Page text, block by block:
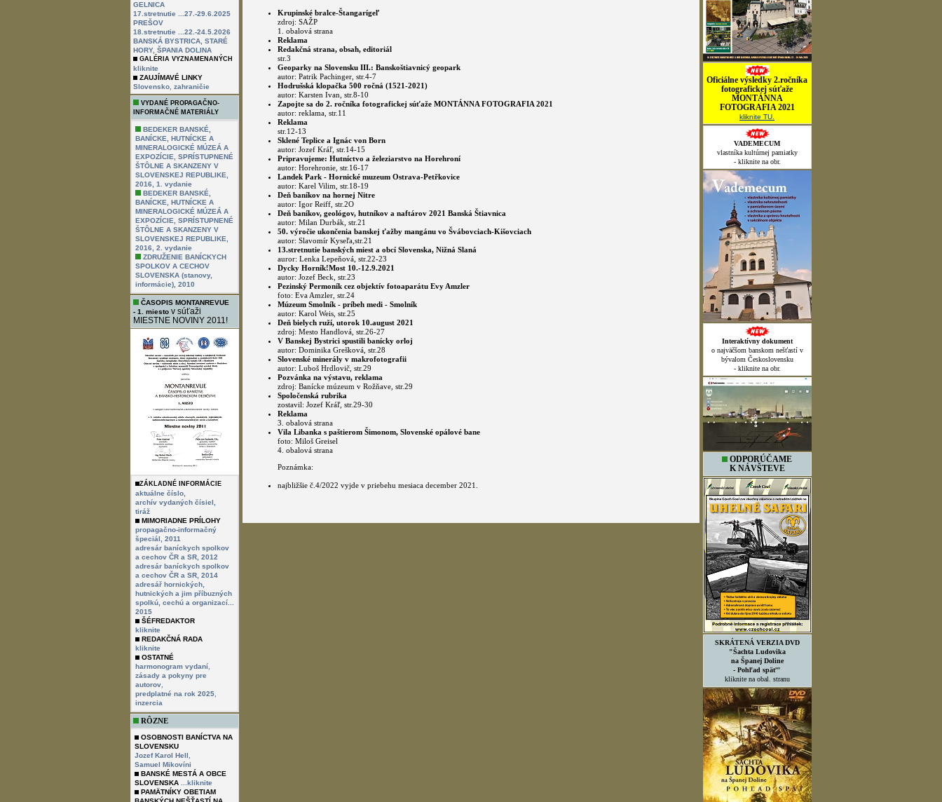
GELNICA
17.stretnutie ...27.-29.6.2025
PREŠOV
18.stretnutie ...22.-24.5.2026
BANSKÁ BYSTRICA, STARÉ
HORY, ŠPANIA DOLINA
GALÉRIA VYZNAMENANÝCH
kliknite
ZAUJÍMAVÉ LINKY
Slovensko, zahraničie
VYDANÉ PROPAGAČNO-
INFORMAČNÉ MATERIÁLY
BEDEKER BANSKÉ,
BANÍCKE, HUTNÍCKE A
MINERALOGICKÉ MÚZEÁ A
EXPOZÍCIE, SPRÍSTUPNENÉ
ŠTÔLNE A SKANZENY V
SLOVENSKEJ REPUBLIKE,
2016, 1. vydanie
BEDEKER BANSKÉ,
BANÍCKE, HUTNÍCKE A
MINERALOGICKÉ MÚZEÁ A
EXPOZÍCIE, SPRÍSTUPNENÉ
ŠTÔLNE A SKANZENY V
SLOVENSKEJ REPUBLIKE,
2016, 2. vydanie
ZDRUŽENIE BANÍCKYCH
SPOLKOV A CECHOV
SLOVENSKA (stanovy,
informácie), 2010
ČASOPIS MONTANREVUE
- 1. miesto v súťaži
MIESTNE NOVINY 2011!
ZÁKLADNÉ INFORMÁCIE
aktuálne číslo,
archív vydaných čísiel,
tiráž
MIMORIADNE PRÍLOHY
propagačno-informačný
špeciál, 2011
adresár baníckych spolkov
a cechov ČR a SR, 2012
adresár baníckych spolkov
a cechov ČR a SR, 2014
adresář hornických,
hutnických a jim příbuzných
spolkú, cechú a organizací...
2015
ŠÉFREDAKTOR
kliknite
REDAKČNÁ RADA
kliknite
OSTATNÉ
harmonogram vydaní,
zásady a pokyny pre
autorov,
predplatné na rok 2025,
inzercia
RÔZNE
OSOBNOSTI BANÍCTVA NA
SLOVENSKU
Jozef Karol Hell
Samuel Mikovíni
BANSKÉ MESTÁ A OBCE
SLOVENSKA
...kliknite
PAMÄTNÍKY OBETIAM
Oficiálne výsledky 2.ročníka
fotografickej súťaže
MONTÁNNA
FOTOGRAFIA 2021
kliknite TU.
VADEMECUM
vlastníka kultúrnej pamiatky
- kliknite na obr.
Interaktívny dokument
o najväčšom banskom nešťastí v
bývalom Československu
- kliknite na obr.
ODPORÚČAME
K NÁVŠTEVE
SKRÁTENÁ VERZIA DVD
"Šachta Ludovika
na Španej Doline
- Pohľad späť"
kliknite na obal. stranu
Krupinské bralce-Štangarígeľ
zdroj: SAŽP
1. obalová strana
Reklama
Redakčná strana, obsah, editoriál
str.3
Geoparky na Slovensku III.: Banskoštiavnicý geopark
autor: Patrik Pachinger, str.4-7
Hodrušská klopačka 500 ročná (1521-2021)
autor: Karsten Ivan, str.8-10
Zapojte sa do 2. ročníka fotografickej súťaže MONTÁNNA FOTOGRAFIA 2021
autor: reklama, str.11
Reklama
str.12-13
Sklené Teplice a Ignác von Born
autor: Jozef Kráľ, str.14-15
Pripravujeme: Hutníctvo a železiarstvo na Horehroní
autor: Horehronie, str.16-17
Landek Park - Hornické muzeum Ostrava-Petřkovice
autor: Karel Vilim, str.18-19
Deň baníkov na hornej Nitre
autor: Igor Reiff, str.2O
Deň baníkov, geológov, hutníkov a naftárov 2021 Banská Štiavnica
autor: Milan Durbák, str.21
50. výročie ukončenia banskej ťažby mangánu vo Švábovciach-Kišovciach
autor: Slavomír Kyseľa,str.21
13.stretnutie banských miest a obcí Slovenska, Nižná Slaná
auror: Lenka Lepeňová, str.22-23
Dycky Horník!Most 10.-12.9.2021
autor: Jozef Beck, str.23
Pezinský Permoník cez objektív fotoaparátu Evy Amzler
foto: Eva Amzler, str.24
Múzeum Smolník - príbeh medi - Smolník
autor: Karol Weis, str.25
Deň bielych ruží, utorok 10.august 2021
zdroj: Mesto Handlová, str.26-27
V Banskej Bystrici spustili banícky orloj
autor: Dominika Grešková, str.28
Slovenské minerály v makrofotografii
autor: Luboš Hrdlovič, str.29
Pozvánka na výstavu, reklama
zdroj: Banícke múzeum v Rožňave, str.29
Spoločenská rubrika
zostavil: Jozef Kráľ, str.29-30
Reklama
3. obalová strana
Vila Libanka s paštierom Šimonom, Slovenské opálové bane
foto: Miloš Greisel
4. obalová strana
Poznámka:
najbližšie č.4/2022 vyjde v priebehu mesiaca december 2021.